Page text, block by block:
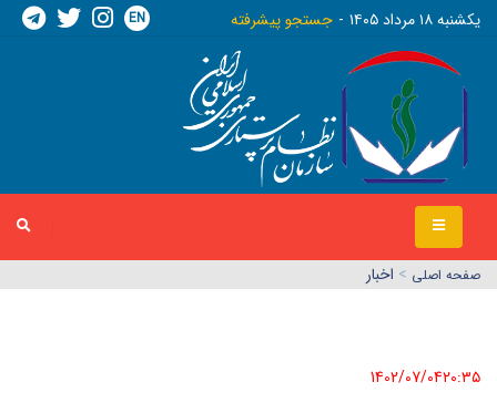
يکشنبه ١٨ مرداد ١٤٠٥ جستجو پیشرفته EN
صفحه اصلي > اخبار
1402/07/04٢٠:٣٥